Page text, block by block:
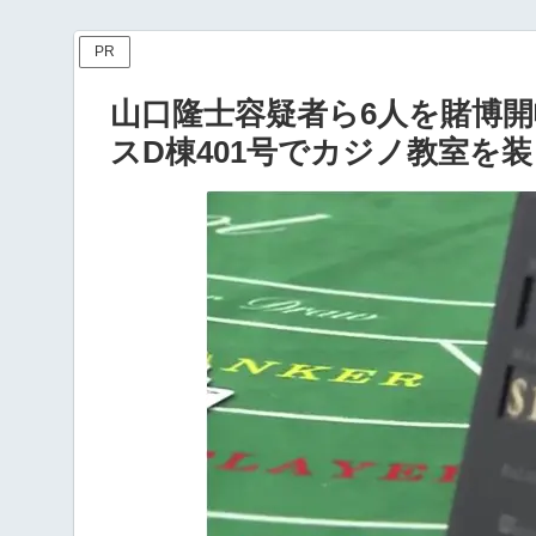
PR
山口隆士容疑者ら6人を賭博
スD棟401号でカジノ教室を